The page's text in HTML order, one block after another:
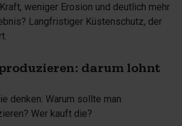
weniger Erosion und deutlich mehr
Langfristiger Küstenschutz, der
darum lohnt
denken: Warum sollte man
Wer kauft die?